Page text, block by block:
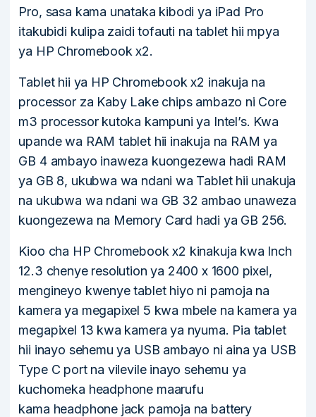
Pro, sasa kama unataka kibodi ya iPad Pro
itakubidi kulipa zaidi tofauti na tablet hii mpya
ya HP Chromebook x2.
Tablet hii ya HP Chromebook x2 inakuja na
processor za Kaby Lake chips ambazo ni Core
m3 processor kutoka kampuni ya Intel’s. Kwa
upande wa RAM tablet hii inakuja na RAM ya
GB 4 ambayo inaweza kuongezewa hadi RAM
ya GB 8, ukubwa wa ndani wa Tablet hii unakuja
na ukubwa wa ndani wa GB 32 ambao unaweza
kuongezewa na Memory Card hadi ya GB 256.
Kioo cha HP Chromebook x2 kinakuja kwa Inch
12.3 chenye resolution ya 2400 x 1600 pixel,
mengineyo kwenye tablet hiyo ni pamoja na
kamera ya megapixel 5 kwa mbele na kamera ya
megapixel 13 kwa kamera ya nyuma. Pia tablet
hii inayo sehemu ya USB ambayo ni aina ya USB
Type C port na vilevile inayo sehemu ya
kuchomeka headphone maarufu
kama headphone jack pamoja na battery